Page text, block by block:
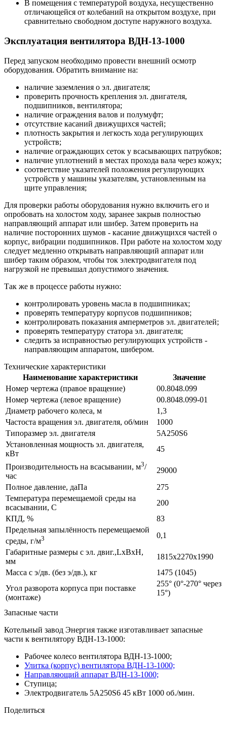
В помещения с температурой воздуха, несущественно
отличающейся от колебаний на открытом воздухе, при
сравнительно свободном доступе наружного воздуха.
Эксплуатация вентилятора ВДН-13-1000
Перед запуском необходимо провести внешний осмотр
оборудования. Обратить внимание на:
наличие заземления о эл. двигателя;
проверить прочность крепления эл. двигателя,
подшипников, вентилятора;
наличие ограждения валов и полумуфт;
отсутствие касаний движущихся частей;
плотность закрытия и легкость хода регулирующих
устройств;
наличие ограждающих сеток у всасывающих патрубков;
наличие уплотнений в местах прохода вала через кожух;
соответствие указателей положения регулирующих
устройств у машины указателям, установленным на
щите управления;
Для проверки работы оборудования нужно включить его и
опробовать на холостом ходу, заранее закрыв полностью
направляющий аппарат или шибер. Затем проверить на
наличие посторонних шумов - касание движущихся частей о
корпус, вибрации подшипников. При работе на холостом ходу
следует медленно открывать направляющий аппарат или
шибер таким образом, чтобы ток электродвигателя под
нагрузкой не превышал допустимого значения.
Так же в процессе работы нужно:
контролировать уровень масла в подшипниках;
проверять температуру корпусов подшипников;
контролировать показания амперметров эл. двигателей;
проверять температуру статора эл. двигателя;
следить за исправностью регулирующих устройств -
направляющим аппаратом, шибером.
Технические характеристики
Наименование характеристики
Значение
Номер чертежа (правое вращение)
00.8048.099
Номер чертежа (левое вращение)
00.8048.099-01
Диаметр рабочего колеса, м
1,3
Частоста вращения эл. двигателя, об/мин
1000
Типоразмер эл. двигателя
5А250S6
Установленная мощность эл. двигателя,
кВт
45
Производительность на всасывании, м3/
час
29000
Полное давление, даПа
275
Температура перемещаемой среды на
всасывании, С
200
КПД, %
83
Предельная запылённость перемещаемой
среды, г/м3
0,1
Габаритные размеры с эл. двиг.,LxBxH,
мм
1815х2270х1990
Масса с э/дв. (без э/дв.), кг
1475 (1045)
Угол разворота корпуса при поставке
(монтаже)
255° (0°-270° через
15°)
Запасные части
Котельный завод Энергия также изготавливает запасные
части к вентилятору ВДН-13-1000:
Рабочее колесо вентилятора ВДН-13-1000;
Улитка (корпус) вентилятора ВДН-13-1000;
Направляющий аппарат ВДН-13-1000;
Ступица;
Электродвигатель 5А250S6 45 кВт 1000 об./мин.
Поделиться